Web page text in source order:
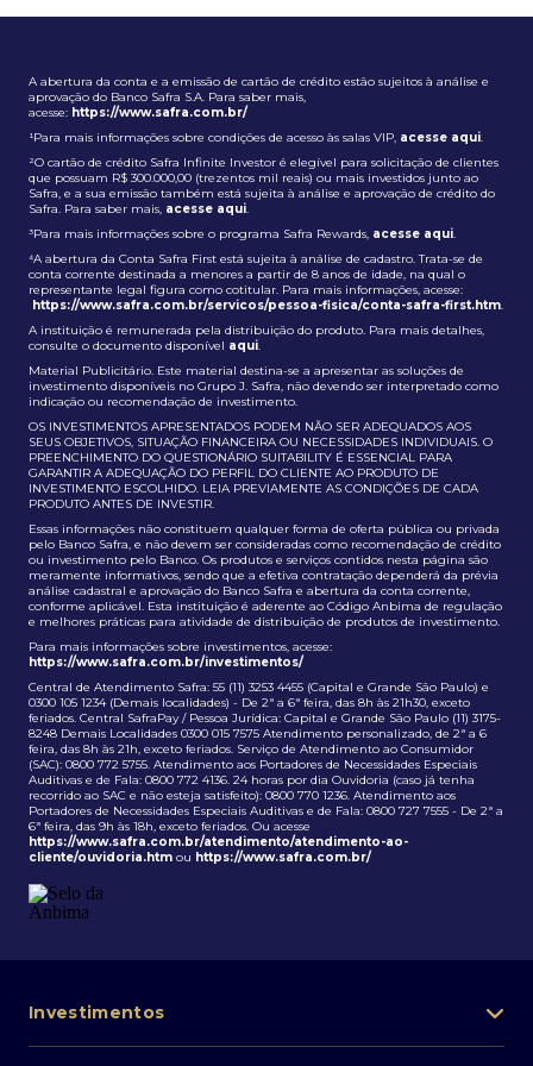
A abertura da conta e a emissão de cartão de crédito estão sujeitos à análise e
aprovação do Banco Safra S.A. Para saber mais,
acesse: https://www.safra.com.br/
¹Para mais informações sobre condições de acesso às salas VIP, acesse aqui.
²O cartão de crédito Safra Infinite Investor é elegível para solicitação de clientes
que possuam R$ 300.000,00 (trezentos mil reais) ou mais investidos junto ao
Safra, e a sua emissão também está sujeita à análise e aprovação de crédito do
Safra. Para saber mais, acesse aqui.
³Para mais informações sobre o programa Safra Rewards, acesse aqui.
⁴A abertura da Conta Safra First está sujeita à análise de cadastro. Trata-se de
conta corrente destinada a menores a partir de 8 anos de idade, na qual o
representante legal figura como cotitular. Para mais informações, acesse:
https://www.safra.com.br/servicos/pessoa-fisica/conta-safra-first.htm.
A instituição é remunerada pela distribuição do produto. Para mais detalhes,
consulte o documento disponível aqui.
Material Publicitário. Este material destina-se a apresentar as soluções de
investimento disponíveis no Grupo J. Safra, não devendo ser interpretado como
indicação ou recomendação de investimento.
OS INVESTIMENTOS APRESENTADOS PODEM NÃO SER ADEQUADOS AOS
SEUS OBJETIVOS, SITUAÇÃO FINANCEIRA OU NECESSIDADES INDIVIDUAIS. O
PREENCHIMENTO DO QUESTIONÁRIO SUITABILITY É ESSENCIAL PARA
GARANTIR A ADEQUAÇÃO DO PERFIL DO CLIENTE AO PRODUTO DE
INVESTIMENTO ESCOLHIDO. LEIA PREVIAMENTE AS CONDIÇÕES DE CADA
PRODUTO ANTES DE INVESTIR.
Essas informações não constituem qualquer forma de oferta pública ou privada
pelo Banco Safra, e não devem ser consideradas como recomendação de crédito
ou investimento pelo Banco. Os produtos e serviços contidos nesta página são
meramente informativos, sendo que a efetiva contratação dependerá da prévia
análise cadastral e aprovação do Banco Safra e abertura da conta corrente,
conforme aplicável. Esta instituição é aderente ao Código Anbima de regulação
e melhores práticas para atividade de distribuição de produtos de investimento.
Para mais informações sobre investimentos, acesse:
https://www.safra.com.br/investimentos/
Central de Atendimento Safra: 55 (11) 3253 4455 (Capital e Grande São Paulo) e
0300 105 1234 (Demais localidades) - De 2ª a 6ª feira, das 8h às 21h30, exceto
feriados. Central SafraPay / Pessoa Jurídica: Capital e Grande São Paulo (11) 3175-
8248 Demais Localidades 0300 015 7575 Atendimento personalizado, de 2ª a 6
feira, das 8h às 21h, exceto feriados. Serviço de Atendimento ao Consumidor
(SAC): 0800 772 5755. Atendimento aos Portadores de Necessidades Especiais
Auditivas e de Fala: 0800 772 4136. 24 horas por dia Ouvidoria (caso já tenha
recorrido ao SAC e não esteja satisfeito): 0800 770 1236. Atendimento aos
Portadores de Necessidades Especiais Auditivas e de Fala: 0800 727 7555 - De 2ª a
6ª feira, das 9h às 18h, exceto feriados. Ou acesse
https://www.safra.com.br/atendimento/atendimento-ao-
cliente/ouvidoria.htm ou https://www.safra.com.br/
Investimentos